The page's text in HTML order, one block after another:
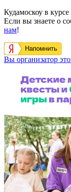
Кудамоскоу в
Если вы знаете о
нам!
Напомнить
Вы организатор